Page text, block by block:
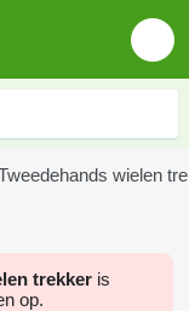
wielen
trekker is
op.